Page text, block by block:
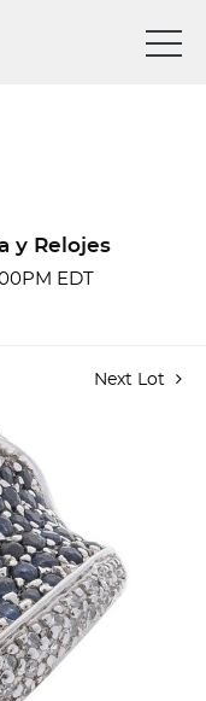
y Relojes
EDT
Next Lot